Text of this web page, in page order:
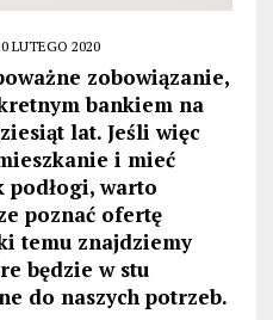
LUTEGO 2020
zobowiązanie,
bankiem na
lat. Jeśli więc
i mieć
podłogi, warto
poznać ofertę
temu znajdziemy
będzie w stu
do naszych potrzeb.